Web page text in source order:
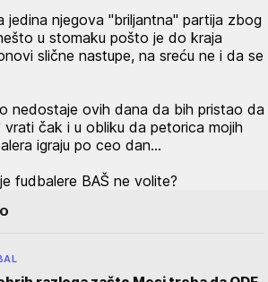
jedina njegova "briljantna" partija zbog
u stomaku pošto je do kraja
slične nastupe, na sreću ne i da se
nedostaje ovih dana da bih pristao da
vrati čak i u obliku da petorica mojih
igraju po ceo dan…
fudbalere BAŠ ne volite?